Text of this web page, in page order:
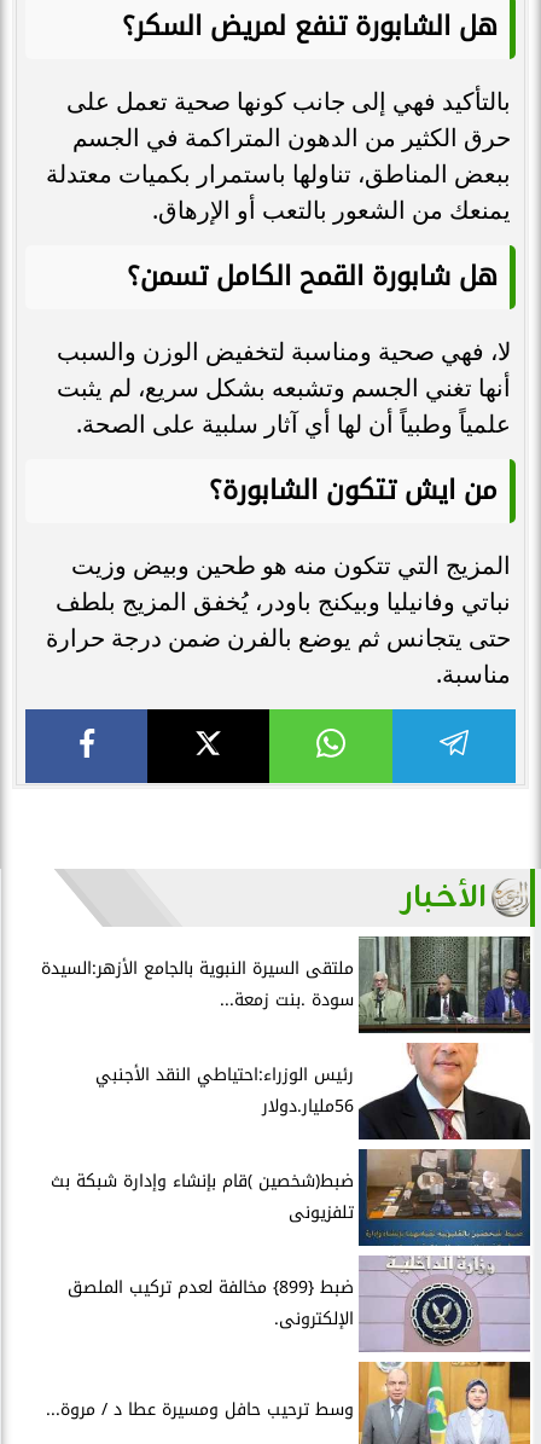
هل الشابورة تنفع لمريض السكر؟
بالتأكيد فهي إلى جانب كونها صحية تعمل على
حرق الكثير من الدهون المتراكمة في الجسم
ببعض المناطق، تناولها باستمرار بكميات معتدلة
يمنعك من الشعور بالتعب أو الإرهاق.
هل شابورة القمح الكامل تسمن؟
لا، فهي صحية ومناسبة لتخفيض الوزن والسبب
أنها تغني الجسم وتشبعه بشكل سريع، لم يثبت
علمياً وطبياً أن لها أي آثار سلبية على الصحة.
من ايش تتكون الشابورة؟
المزيج التي تتكون منه هو طحين وبيض وزيت
نباتي وفانيليا وبيكنج باودر، يُخفق المزيج بلطف
حتى يتجانس ثم يوضع بالفرن ضمن درجة حرارة
مناسبة.
الأخبار
ملتقى السيرة النبوية بالجامع الأزهر:السيدة
سودة .بنت زمعة...
رئيس الوزراء:احتياطي النقد الأجنبي
56مليار.دولار
ضبط(شخصين )قام بإنشاء وإدارة شبكة بث
تلفزيونى
ضبط {899} مخالفة لعدم تركيب الملصق
الإلكترونى.
وسط ترحيب حافل ومسيرة عطا د / مروة...